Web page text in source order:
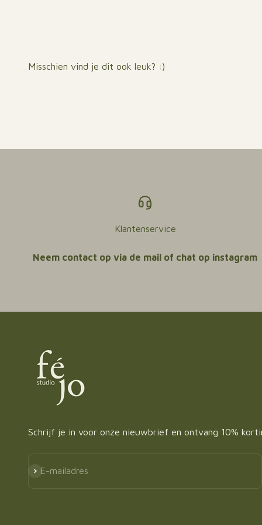
Klantenservice
Neem contact op via de mail of chat op instagram
Schrijf je in voor onze nieuwbrief en ontvang 10%
E-mailadres
Abonneren